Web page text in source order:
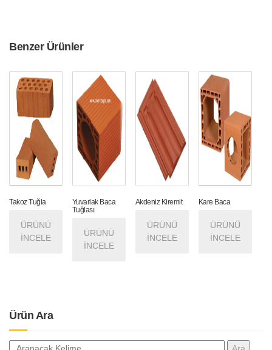
Benzer Ürünler
Takoz Tuğla
ÜRÜNÜ
İNCELE
Yuvarlak Baca
Tuğlası
ÜRÜNÜ
İNCELE
Akdeniz Kiremit
ÜRÜNÜ
İNCELE
Kare Baca
ÜRÜNÜ
İNCELE
Ürün Ara